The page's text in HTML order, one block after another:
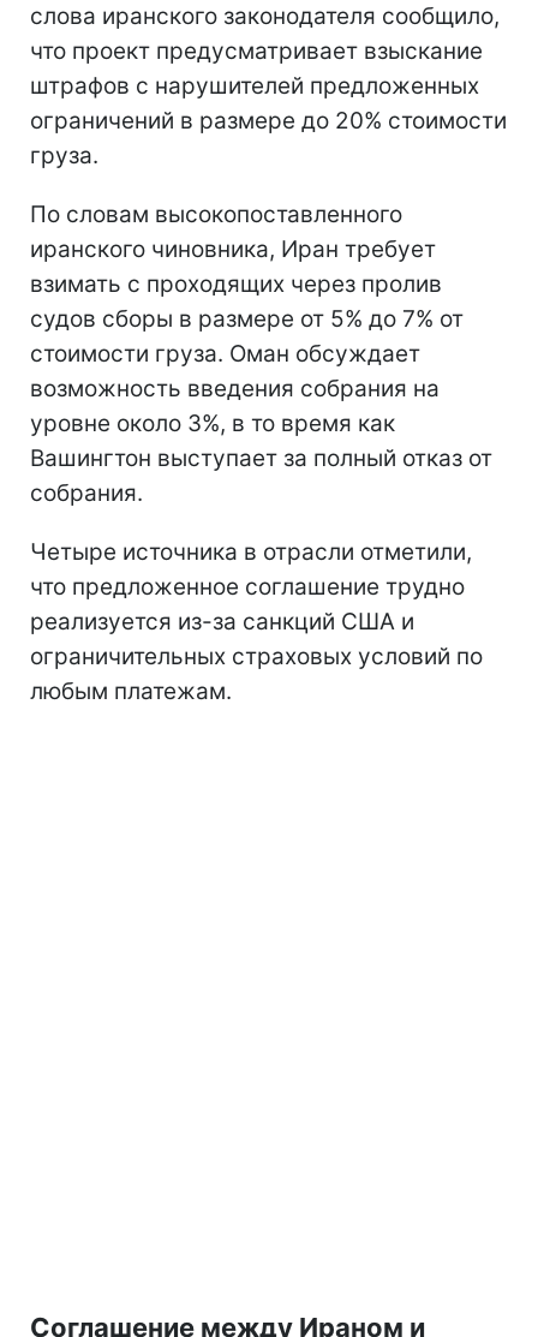
слова иранского законодателя сообщило,
что проект предусматривает взыскание
штрафов с нарушителей предложенных
ограничений в размере до 20% стоимости
груза.
По словам высокопоставленного
иранского чиновника, Иран требует
взимать с проходящих через пролив
судов сборы в размере от 5% до 7% от
стоимости груза. Оман обсуждает
возможность введения собрания на
уровне около 3%, в то время как
Вашингтон выступает за полный отказ от
собрания.
Четыре источника в отрасли отметили,
что предложенное соглашение трудно
реализуется из-за санкций США и
ограничительных страховых условий по
любым платежам.
Соглашение между Ираном и